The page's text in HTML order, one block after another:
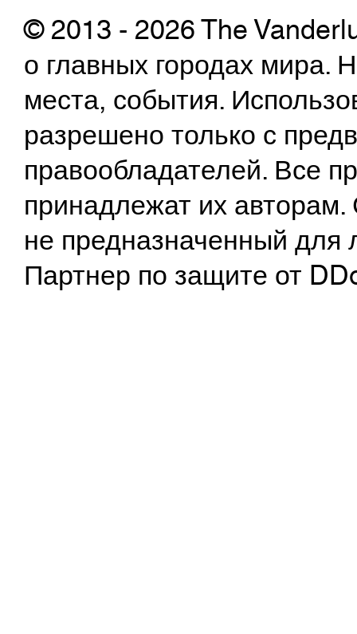
© 2013 - 2026 The
о главных городах
места, события.
разрешено только с
правообладателей. Все
принадлежат их
не предназначенный
Партнер по защите от